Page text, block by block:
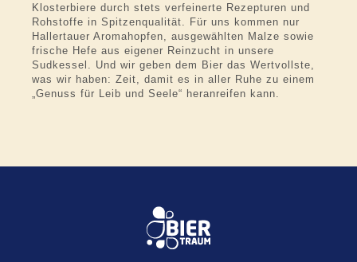
Klosterbiere durch stets verfeinerte Rezepturen und
Rohstoffe in Spitzenqualität. Für uns kommen nur
Hallertauer Aromahopfen, ausgewählten Malze sowie
frische Hefe aus eigener Reinzucht in unsere
Sudkessel. Und wir geben dem Bier das Wertvollste,
was wir haben: Zeit, damit es in aller Ruhe zu einem
„Genuss für Leib und Seele“ heranreifen kann.